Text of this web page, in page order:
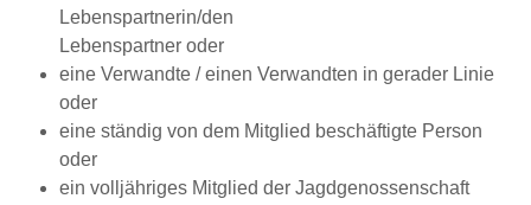
Lebenspartnerin/den
Lebenspartner oder
eine Verwandte / einen Verwandten in gerader Linie
oder
eine ständig von dem Mitglied beschäftigte Person
oder
ein volljähriges Mitglied der Jagdgenossenschaft